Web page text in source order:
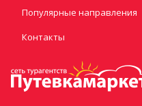
Популярные направления
Контакты